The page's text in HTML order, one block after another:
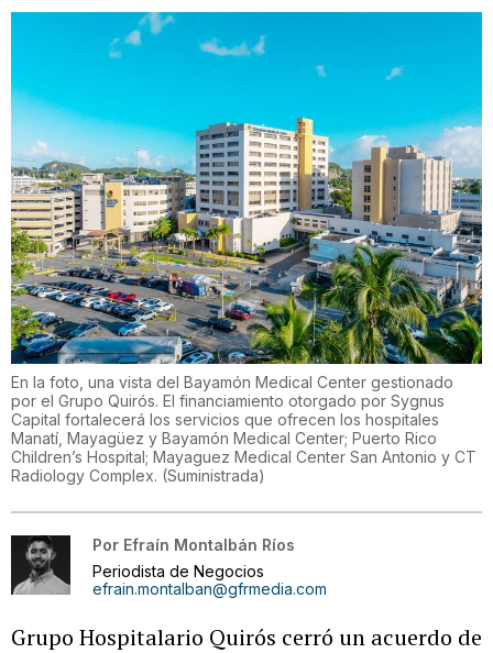
En la foto, una vista del Bayamón Medical Center gestionado
por el Grupo Quirós. El financiamiento otorgado por Sygnus
Capital fortalecerá los servicios que ofrecen los hospitales
Manatí, Mayagüez y Bayamón Medical Center; Puerto Rico
Children’s Hospital; Mayaguez Medical Center San Antonio y CT
Radiology Complex. (Suministrada)
Por Efraín Montalbán Ríos
Periodista de Negocios
efrain.montalban@gfrmedia.com
Grupo Hospitalario Quirós cerró un acuerdo de